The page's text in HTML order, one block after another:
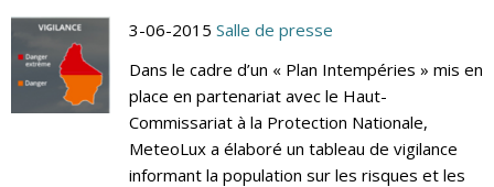
3-06-2015 Salle de presse
Dans le cadre d’un « Plan Intempéries » mis en
place en partenariat avec le Haut-
Commissariat à la Protection Nationale,
MeteoLux a élaboré un tableau de vigilance
informant la population sur les risques et les